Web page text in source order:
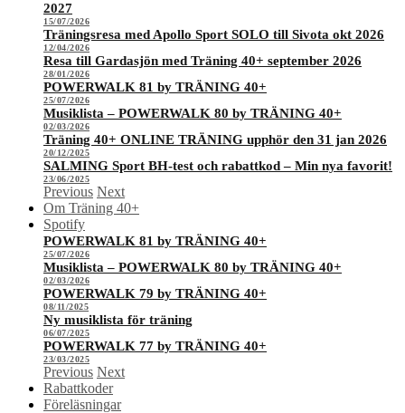
2027
15/07/2026
Träningsresa med Apollo Sport SOLO till Sivota okt 2026
12/04/2026
Resa till Gardasjön med Träning 40+ september 2026
28/01/2026
POWERWALK 81 by TRÄNING 40+
25/07/2026
Musiklista – POWERWALK 80 by TRÄNING 40+
02/03/2026
Träning 40+ ONLINE TRÄNING upphör den 31 jan 2026
20/12/2025
SALMING Sport BH-test och rabattkod – Min nya favorit!
23/06/2025
Previous Next
Om Träning 40+
Spotify
POWERWALK 81 by TRÄNING 40+
25/07/2026
Musiklista – POWERWALK 80 by TRÄNING 40+
02/03/2026
POWERWALK 79 by TRÄNING 40+
08/11/2025
Ny musiklista för träning
06/07/2025
POWERWALK 77 by TRÄNING 40+
23/03/2025
Previous Next
Rabattkoder
Föreläsningar